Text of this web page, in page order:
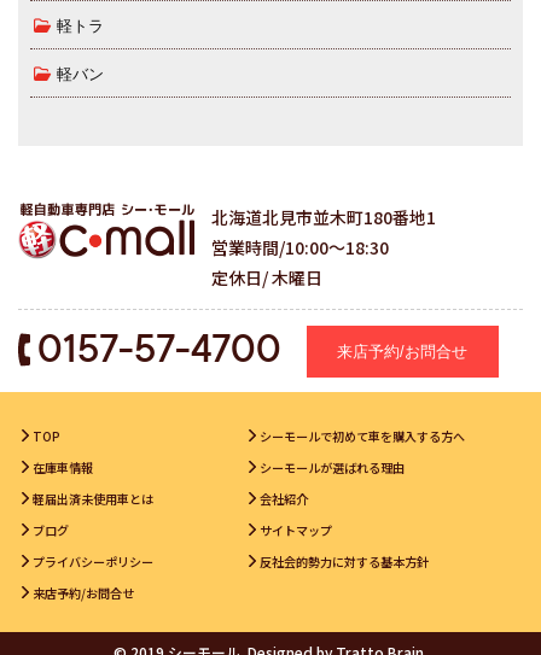
軽トラ
軽バン
北海道北見市並木町180番地1
営業時間/10:00～18:30
定休日/ 木曜日
0157-57-4700 来店予約/お問合せ
TOP
シーモールで初めて車を購入する方へ
在庫車情報
シーモールが選ばれる理由
軽届出済未使用車とは
会社紹介
ブログ
サイトマップ
プライバシーポリシー
反社会的勢力に対する基本方針
来店予約/お問合せ